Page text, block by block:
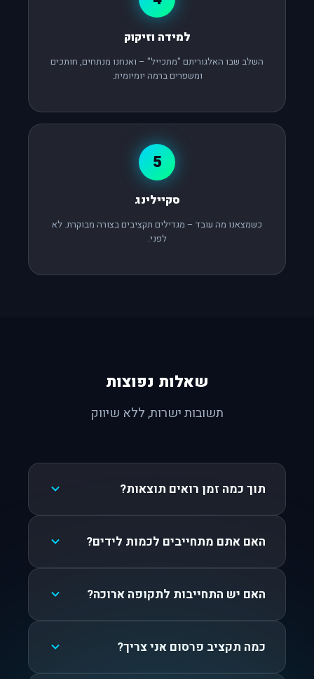
למידה וזיקוק
השלב שבו האלגוריתם "מתכייל" – ואנחנו מנתחים, חותכים
ומשפרים ברמה יומיומית.
5
סקיילינג
כשמצאנו מה עובד – מגדילים תקציבים בצורה מבוקרת. לא
לפני.
שאלות נפוצות
תשובות ישרות, ללא שיווק
תוך כמה זמן רואים תוצאות?
האם אתם מתחייבים לכמות לידים?
האם יש התחייבות לתקופה ארוכה?
כמה תקציב פרסום אני צריך?